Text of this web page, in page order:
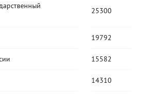
25300
19792
15582
14310